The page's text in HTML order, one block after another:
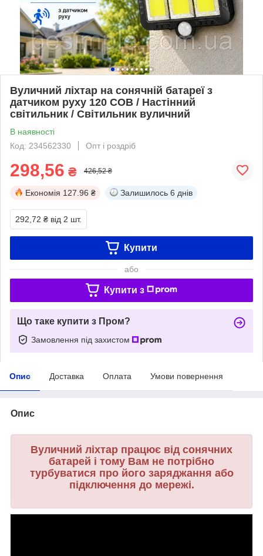
Вуличний ліхтар на сонячній батареї з
датчиком руху 120 COB / Настінний
світильник / Світильник вуличний
В наявності
Код: 234562330
Опт і роздріб
298,56 ₴ 426,52 ₴
Економія 127.96 ₴ Залишилось 6 днів
292,72 ₴ від 2 шт.
Купити
або
Купити з
Що таке купити з Пром?
Замовлення під захистом
Опис Доставка Оплата Умови повернення
Опис
Вуличний ліхтар працює від сонячних
батарей і тому Вам не потрібно
турбуватися про його заряджання або
підключення до мережі.